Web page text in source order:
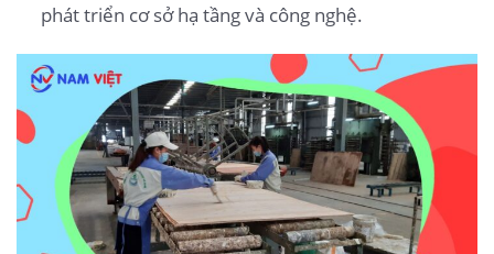
phát triển cơ sở hạ tầng và công nghệ.